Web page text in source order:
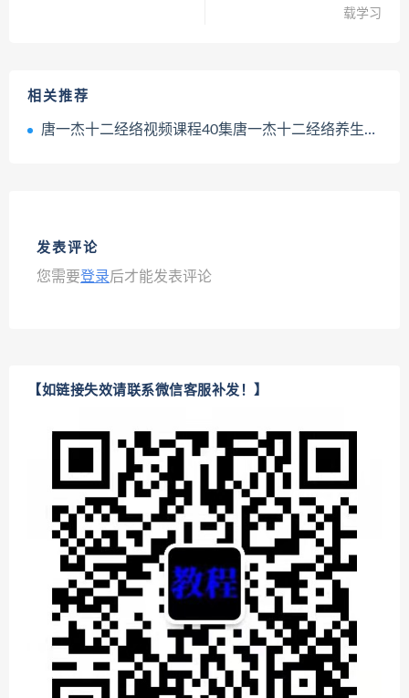
载学习
相关推荐
唐一杰十二经络视频课程40集唐一杰十二经络养生实修深度班百度网盘下载学习
发表评论
您需要登录后才能发表评论
【如链接失效请联系微信客服补发！】